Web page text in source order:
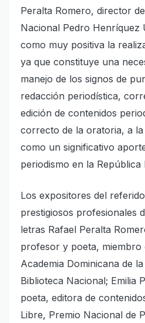
Peralta Romero, director
Nacional Pedro Henríquez
como muy positiva la
ya que constituye una
manejo de los signos de
redacción periodística,
edición de contenidos
correcto de la oratoria, a
como un significativo
periodismo en la República
Los expositores del
prestigiosos profesionales
letras Rafael Peralta
profesor y poeta, miembro
Academia Dominicana de
Biblioteca Nacional; Emilia
poeta, editora de
Libre, Premio Nacional de